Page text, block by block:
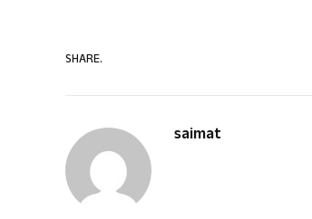
SHARE.
saimat